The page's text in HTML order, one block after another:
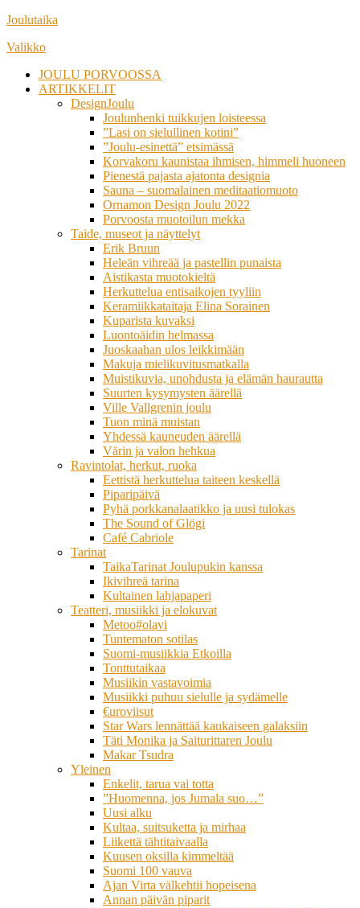
Siirry
sisältöön
Joulutaika
Valikko
JOULU PORVOOSSA
ARTIKKELIT
DesignJoulu
Joulunhenki tuikkujen loisteessa
”Lasi on sielullinen kotini”
”Joulu-esinettä” etsimässä
Korvakoru kaunistaa ihmisen, himmeli huoneen
Pienestä pajasta ajatonta designia
Sauna – suomalainen meditaatiomuoto
Ornamon Design Joulu 2022
Porvoosta muotoilun mekka
Taide, museot ja näyttelyt
Erik Bruun
Heleän vihreää ja pastellin punaista
Aistikasta muotokieltä
Herkuttelua entisaikojen tyyliin
Keramiikkataitaja Elina Sorainen
Kuparista kuvaksi
Luontoäidin helmassa
Juoskaahan ulos leikkimään
Makuja mielikuvitusmatkalla
Muistikuvia, unohdusta ja elämän haurautta
Suurten kysymysten äärellä
Ville Vallgrenin joulu
Tuon minä muistan
Yhdessä kauneuden äärellä
Värin ja valon hehkua
Ravintolat, herkut, ruoka
Eettistä herkuttelua taiteen keskellä
Piparipäivä
Pyhä porkkanalaatikko ja uusi tulokas
The Sound of Glögi
Café Cabriole
Tarinat
TaikaTarinat Joulupukin kanssa
Ikivihreä tarina
Kultainen lahjapaperi
Teatteri, musiikki ja elokuvat
Metoo#olavi
Tuntematon sotilas
Suomi-musiikkia Etkoilla
Tonttutaikaa
Musiikin vastavoimia
Musiikki puhuu sielulle ja sydämelle
€uroviisut
Star Wars lennättää kaukaiseen galaksiin
Täti Monika ja Saiturittaren Joulu
Makar Tsudra
Yleinen
Enkelit, tarua vai totta
”Huomenna, jos Jumala suo…”
Uusi alku
Kultaa, suitsuketta ja mirhaa
Liikettä tähtitaivaalla
Kuusen oksilla kimmeltää
Suomi 100 vauva
Ajan Virta välkehtii hopeisena
Annan päivän piparit